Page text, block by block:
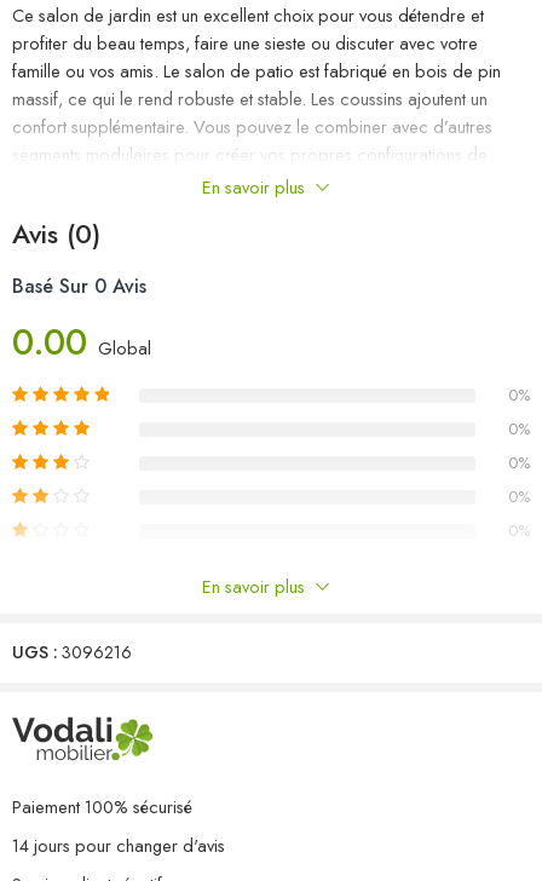
Ce salon de jardin est un excellent choix pour vous détendre et
profiter du beau temps, faire une sieste ou discuter avec votre
famille ou vos amis. Le salon de patio est fabriqué en bois de pin
massif, ce qui le rend robuste et stable. Les coussins ajoutent un
confort supplémentaire. Vous pouvez le combiner avec d’autres
segments modulaires pour créer vos propres configurations de
salon de jardin ! Remarque : afin de prolonger la durée de vie des
une housse imperméable.
Couleur : gris
Matériau : bois de pin massif, tissu (100 % polyester)
Dimensions du canapé central : 63,5 x 63,5 x 62,5 cm (l x P x H)
Dimensions du repose-pied/de la table : 63,5 x 63,5 x 28,5 cm
(l x P x H)
Dimensions du coussin de siège : 60 x 60 x 5 cm (L x l x é)
Dimensions du coussin de dossier : 60 x 32 x 5 cm (L x l x é)
La livraison contient :
4 x canapé central
8 x coussin de dossier
En savoir plus
Avis (0)
Basé Sur 0 Avis
0.00 Global
0%
0%
0%
0%
0%
Il n'y a pas encore de critiques.
En savoir plus
UGS :3096216
Paiement 100% sécurisé
14 jours pour changer d'avis